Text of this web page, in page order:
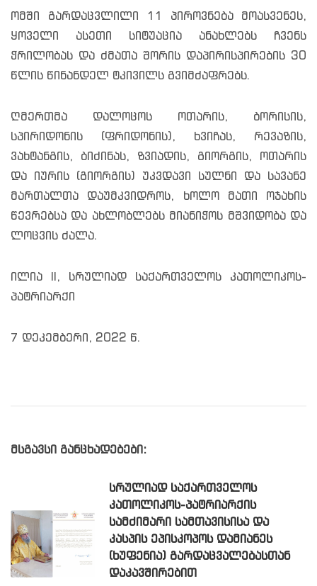
ომში გარდაცვლილი 11 პიროვნება მოასვენეს,
ყოველი ასეთი სიტუაცია ანახლებს ჩვენს
ჭრილობას და ძმათა შორის დაპირისპირების 30
წლის წინანდელ ტკივილს გვიმძაფრებს.
ღმერთმა დალოცოს ოთარის, ბორისის,
სპირიდონის (ფრიდონის), ხვიჩას, რევაზის,
ვახტანგის, ბიძინას, ზვიადის, გიორგის, ოთარის
და იურის (გიორგის) უკვდავი სულნი და სავანე
მართალთა დაუმკვიდროს, ხოლო მათი ოჯახის
წევრებსა და ახლობლებს მიანიჭოს მშვიდობა და
ლოცვის ძალა.
ილია II, სრულიად საქართველოს კათოლიკოს-
პატრიარქი
7 დეკემბერი, 2022 წ.
მსგავსი განცხადებები:
ᲡᲠᲣᲚᲘᲐᲓ ᲡᲐᲥᲐᲠᲗᲕᲔᲚᲝᲡ
ᲙᲐᲗᲝᲚᲘᲙᲝᲡ-ᲞᲐᲢᲠᲘᲐᲠᲥᲘᲡ
ᲡᲐᲛᲫᲘᲛᲐᲠᲘ ᲡᲐᲛᲗᲐᲕᲘᲡᲘᲡᲐ ᲓᲐ
ᲙᲐᲡᲞᲘᲡ ᲔᲞᲘᲡᲙᲝᲞᲝᲡ ᲓᲐᲛᲘᲐᲜᲔᲡ
(ᲮᲣᲤᲔᲜᲘᲐ) ᲒᲐᲠᲓᲐᲪᲕᲐᲚᲔᲑᲐᲡᲗᲐᲜ
ᲓᲐᲙᲐᲕᲨᲘᲠᲔᲑᲘᲗ